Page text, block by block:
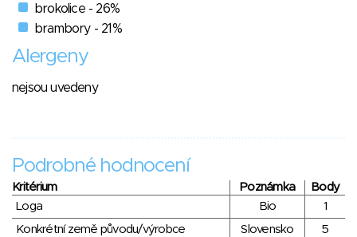
brokolice - 26%
brambory - 21%
Alergeny
nejsou uvedeny
Podrobné hodnocení
Kritérium Poznámka
Body
Loga
Bio
1
Konkrétní země původu/výrobce
Slovensko
5